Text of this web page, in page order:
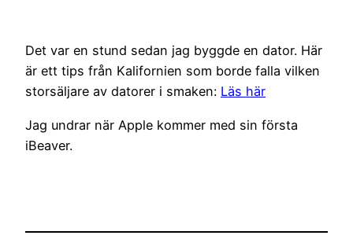
Det var en stund sedan jag byggde en dator. Här
är ett tips från Kalifornien som borde falla vilken
storsäljare av datorer i smaken: Läs här
Jag undrar när Apple kommer med sin första
iBeaver.